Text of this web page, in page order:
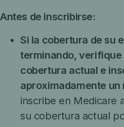
Antes de inscribirse:
Si la cobertura de su
terminando,
cobertura actual e
aproximadamente un
inscribe en Medicare
su cobertura actual